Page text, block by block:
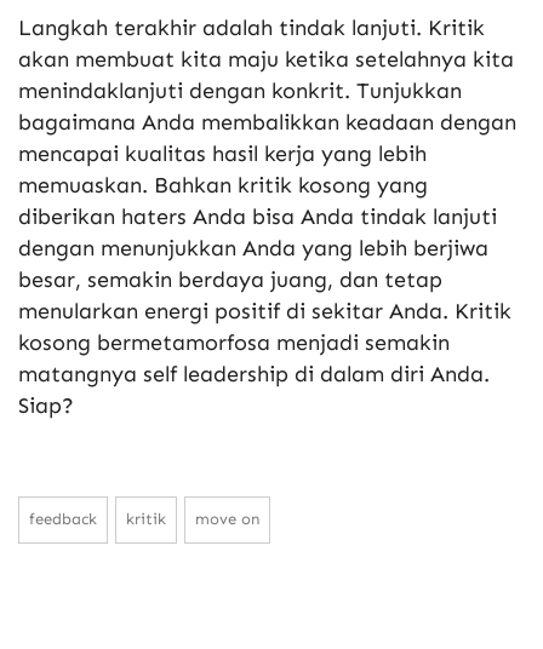
Langkah terakhir adalah tindak lanjuti. Kritik
akan membuat kita maju ketika setelahnya kita
menindaklanjuti dengan konkrit. Tunjukkan
bagaimana Anda membalikkan keadaan dengan
mencapai kualitas hasil kerja yang lebih
memuaskan. Bahkan kritik kosong yang
diberikan haters Anda bisa Anda tindak lanjuti
dengan menunjukkan Anda yang lebih berjiwa
besar, semakin berdaya juang, dan tetap
menularkan energi positif di sekitar Anda. Kritik
kosong bermetamorfosa menjadi semakin
matangnya self leadership di dalam diri Anda.
Siap?
feedback kritik move on